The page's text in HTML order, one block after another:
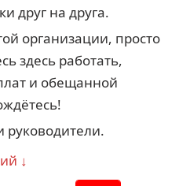
друг на друга.
организации, просто
здесь работать,
и обещанной
↓